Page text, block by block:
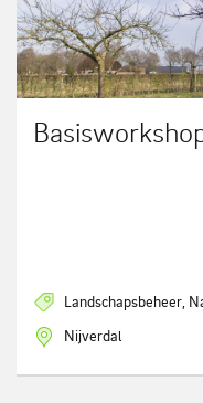
Landschapsbeheer,
Nijverdal